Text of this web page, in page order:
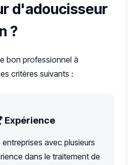
d'adoucisseur
?
bon professionnel à
critères suivants :
Expérience
entreprises avec plusieurs
dans le traitement de